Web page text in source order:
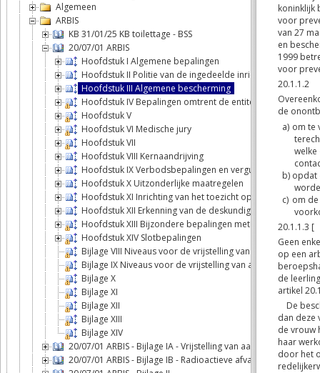
Algemeen
ARBIS
KB 31/01/25 KB toilettage - BSS
20/07/01 ARBIS
Hoofdstuk I Algemene bepalingen
Hoofdstuk II Politie van de ingedeelde inrichtingen
Hoofdstuk III Algemene bescherming
Hoofdstuk IV Bepalingen omtrent de entiteiten die het
Hoofdstuk V
Hoofdstuk VI Medische jury
Hoofdstuk VII
Hoofdstuk VIII Kernaandrijving
Hoofdstuk IX Verbodsbepalingen en vergunningen
Hoofdstuk X Uitzonderlijke maatregelen
Hoofdstuk XI Inrichting van het toezicht op het
Hoofdstuk XII Erkenning van de deskundigen, de
Hoofdstuk XIII Bijzondere bepalingen met betrekking tot
Hoofdstuk XIV Slotbepalingen
Bijlage VIII Niveaus voor de vrijstelling van aangifte voor
Bijlage IX Niveaus voor de vrijstelling van aangifte voor
Bijlage X
Bijlage XI
Bijlage XII
Bijlage XIII
Bijlage XIV
20/07/01 ARBIS - Bijlage IA - Vrijstelling van aangifte
20/07/01 ARBIS - Bijlage IB - Radioactieve afvalstoffen: